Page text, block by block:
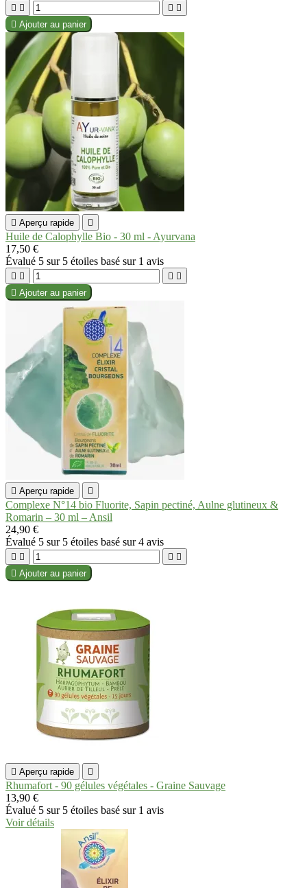
   
 Ajouter au panier
 Aperçu rapide 
Huile de Calophylle Bio - 30 ml - Ayurvana
17,50 €
Évalué 5 sur 5 étoiles basé sur 1 avis
   
 Ajouter au panier
 Aperçu rapide 
Complexe N°14 bio Fluorite, Sapin pectiné, Aulne glutineux &
Romarin – 30 ml – Ansil
24,90 €
Évalué 5 sur 5 étoiles basé sur4 avis
   
 Ajouter au panier
 Aperçu rapide 
Rhumafort - 90 gélules végétales - Graine Sauvage
13,90 €
Évalué 5 sur 5 étoiles basé sur 1 avis
Voir détails